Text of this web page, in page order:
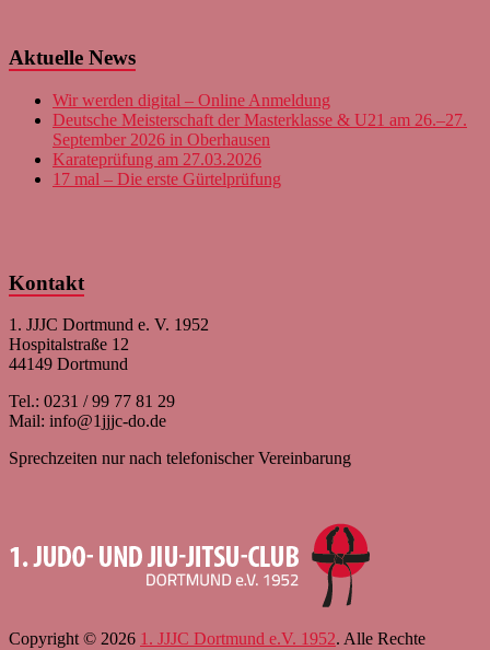
Aktuelle News
Wir werden digital – Online Anmeldung
Deutsche Meisterschaft der Masterklasse & U21 am 26.–27.
September 2026 in Oberhausen
Karateprüfung am 27.03.2026
17 mal – Die erste Gürtelprüfung
Kontakt
1. JJJC Dortmund e. V. 1952
Hospitalstraße 12
44149 Dortmund
Tel.: 0231 / 99 77 81 29
Mail: info@1jjjc-do.de
Sprechzeiten nur nach telefonischer Vereinbarung
Copyright © 2026 1. JJJC Dortmund e.V. 1952. Alle Rechte